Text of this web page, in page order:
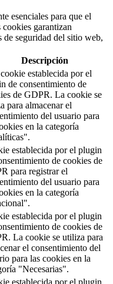
esenciales para que el
garantizan
de seguridad del sitio web,
Descripción
establecida por el
de consentimiento de
de GDPR. La cookie se
para almacenar el
del usuario para
en la categoría
establecida por el plugin
de cookies de
para registrar el
del usuario para
en la categoría
establecida por el plugin
de cookies de
La cookie se utiliza para
el consentimiento del
para las cookies en la
"Necesarias".